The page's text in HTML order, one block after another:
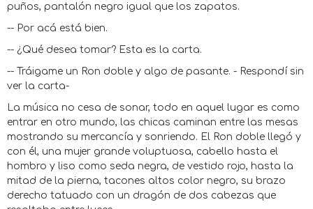
puños, pantalón negro igual que los zapatos.
-- Por acá está bien.
-- ¿Qué desea tomar? Esta es la carta.
-- Tráigame un Ron doble y algo de pasante. - Respondí sin
ver la carta-
La música no cesa de sonar, todo en aquel lugar es como
entrar en otro mundo, las chicas caminan entre las mesas
mostrando su mercancía y sonriendo. El Ron doble llegó y
con él, una mujer grande voluptuosa, cabello hasta el
hombro y liso como seda negra, de vestido rojo, hasta la
mitad de la pierna, tacones altos color negro, su brazo
derecho tatuado con un dragón de dos cabezas que